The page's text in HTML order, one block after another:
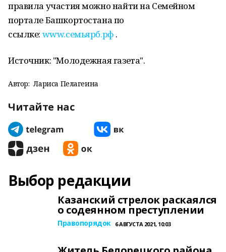
правила участия можно найти на Семейном
портале Башкортостана по
ссылке: www.семьярб.рф .
Источник: "Молодежная газета".
Автор: Лариса Пелагеина
Читайте нас
Выбор редакции
Казанский стрелок раскаялся
о содеянном преступлении
Правопорядок 6 АВГУСТА 2021, 10:03